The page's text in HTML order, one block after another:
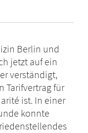
Berlin und
jetzt auf ein
verständigt,
Tarifvertrag für
ist. In einer
konnte